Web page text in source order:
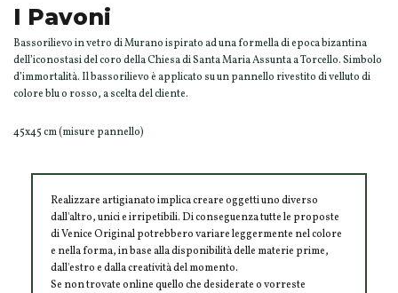
I Pavoni
Bassorilievo in vetro di Murano ispirato ad una formella di epoca bizantina
dell’iconostasi del coro della Chiesa di Santa Maria Assunta a Torcello. Simbolo
d’immortalità. Il bassorilievo è applicato su un pannello rivestito di velluto di
colore blu o rosso, a scelta del cliente.
45x45 cm (misure pannello)
Realizzare artigianato implica creare oggetti uno diverso
dall'altro, unici e irripetibili. Di conseguenza tutte le proposte
di Venice Original potrebbero variare leggermente nel colore
e nella forma, in base alla disponibilità delle materie prime,
dall'estro e dalla creatività del momento.
Se non trovate online quello che desiderate o vorreste